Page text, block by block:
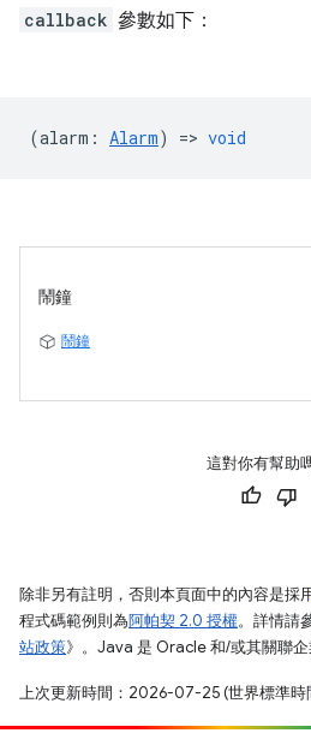
callback 參數如下：
(alarm : Alarm) => void
鬧鐘
鬧鐘
這對你有幫助
除非另有註明，否則本頁面中的內容是採
程式碼範例則為阿帕契 2.0 授權。詳情請
站政策》。Java 是 Oracle 和/或其關聯企
上次更新時間：2026-07-25 (世界標準時